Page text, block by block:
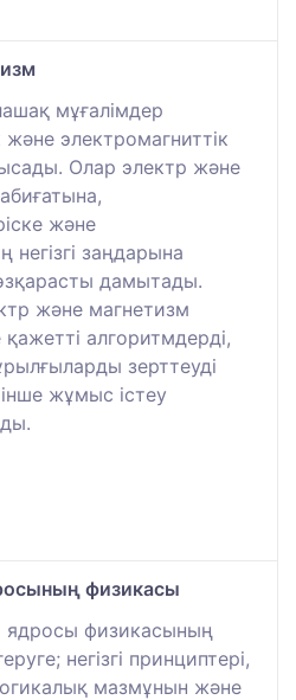
мұғалімдер
және электромагниттік
Олар электр және
және
негізгі заңдарына
дамытады.
және магнетизм
алгоритмдерді,
зерттеуді
жұмыс істеу
физикасы
физикасының
негізгі принциптері,
мазмұнын және